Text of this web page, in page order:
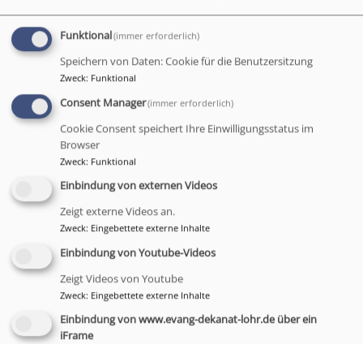
52.51 KB
Bildrechte Sebastian Roth
Pfarrer Sebastian Roth
Pfarrer in der Kirchengemeinde
Marktheidenfeld und Seelsorger am
Bezirkskrankenhaus Lohr a.Main und
Funktional(immer erforderlich)
Speichern von Daten: Cookie für die Benutzersitzung
Zweck: Funktional
Consent Manager(immer erforderlich)
Cookie Consent speichert Ihre Einwilligungsstatus im
Browser
Zweck: Funktional
Einbindung von externen Videos
Zeigt externe Videos an.
Zweck: Eingebettete externe Inhalte
Einbindung von Youtube-Videos
Zeigt Videos von Youtube
Zweck: Eingebettete externe Inhalte
Einbindung von www.evang-dekanat-lohr.de über ein
iFrame